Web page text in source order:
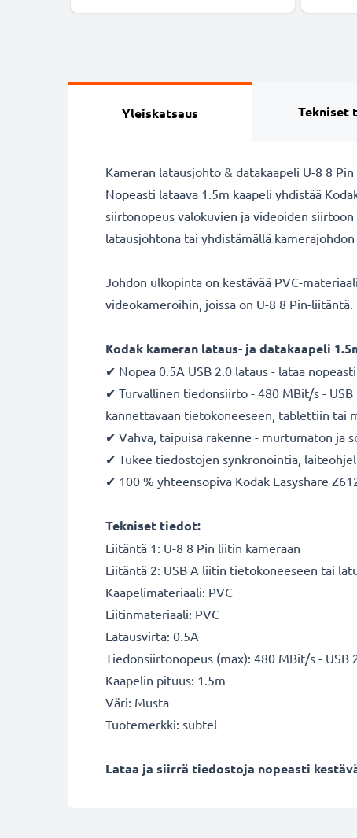
Yleiskatsaus Tekniset
Kameran latausjohto & datakaapeli U-8 8
Nopeasti lataava 1.5m kaapeli yhdistää
siirtonopeus valokuvien ja videoiden
latausjohtona tai yhdistämällä
Johdon ulkopinta on kestävää PVC-
videokameroihin, joissa on U-8 8 Pin-
Kodak kameran lataus- ja datakaapeli
✔ Nopea 0.5A USB 2.0 lataus - lataa
✔ Turvallinen tiedonsiirto - 480 MBit/s -
kannettavaan tietokoneeseen, tablettiin tai
✔ Vahva, taipuisa rakenne - murtumaton ja
✔ Tukee tiedostojen synkronointia,
✔ 100 % yhteensopiva Kodak Easyshare
Tekniset tiedot:
Liitäntä 1: U-8 8 Pin liitin kameraan
Liitäntä 2: USB A liitin tietokoneeseen tai
Kaapelimateriaali: PVC
Liitinmateriaali: PVC
Latausvirta: 0.5A
Tiedonsiirtonopeus (max): 480 MBit/s - USB
Kaapelin pituus: 1.5m
Väri: Musta
Tuotemerkki: subtel
Lataa ja siirrä tiedostoja nopeasti